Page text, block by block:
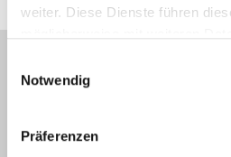
weiter. Diese Dienste führen
Nutzung der Dienste gesammelt
Notwendig
Präferenzen
gehe
nach
Abonnieren Sie unseren